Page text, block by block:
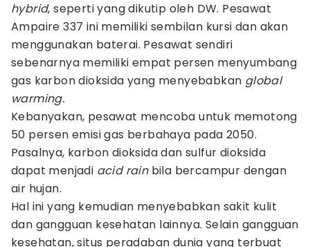
hybrid, seperti yang dikutip oleh DW. Pesawat
Ampaire 337 ini memiliki sembilan kursi dan akan
menggunakan baterai. Pesawat sendiri
sebenarnya memiliki empat persen menyumbang
gas karbon dioksida yang menyebabkan global
warming.
Kebanyakan, pesawat mencoba untuk memotong
50 persen emisi gas berbahaya pada 2050.
Pasalnya, karbon dioksida dan sulfur dioksida
dapat menjadi acid rain bila bercampur dengan
air hujan.
Hal ini yang kemudian menyebabkan sakit kulit
dan gangguan kesehatan lainnya. Selain gangguan
kesehatan, situs peradaban dunia yang terbuat